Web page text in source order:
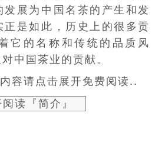
展为中国名茶的产生和发
正是如此，历史上的很多贡
它的名称和传统的品质风
中国茶业 的贡献。
容请点击展开免费阅读..
读『简介』